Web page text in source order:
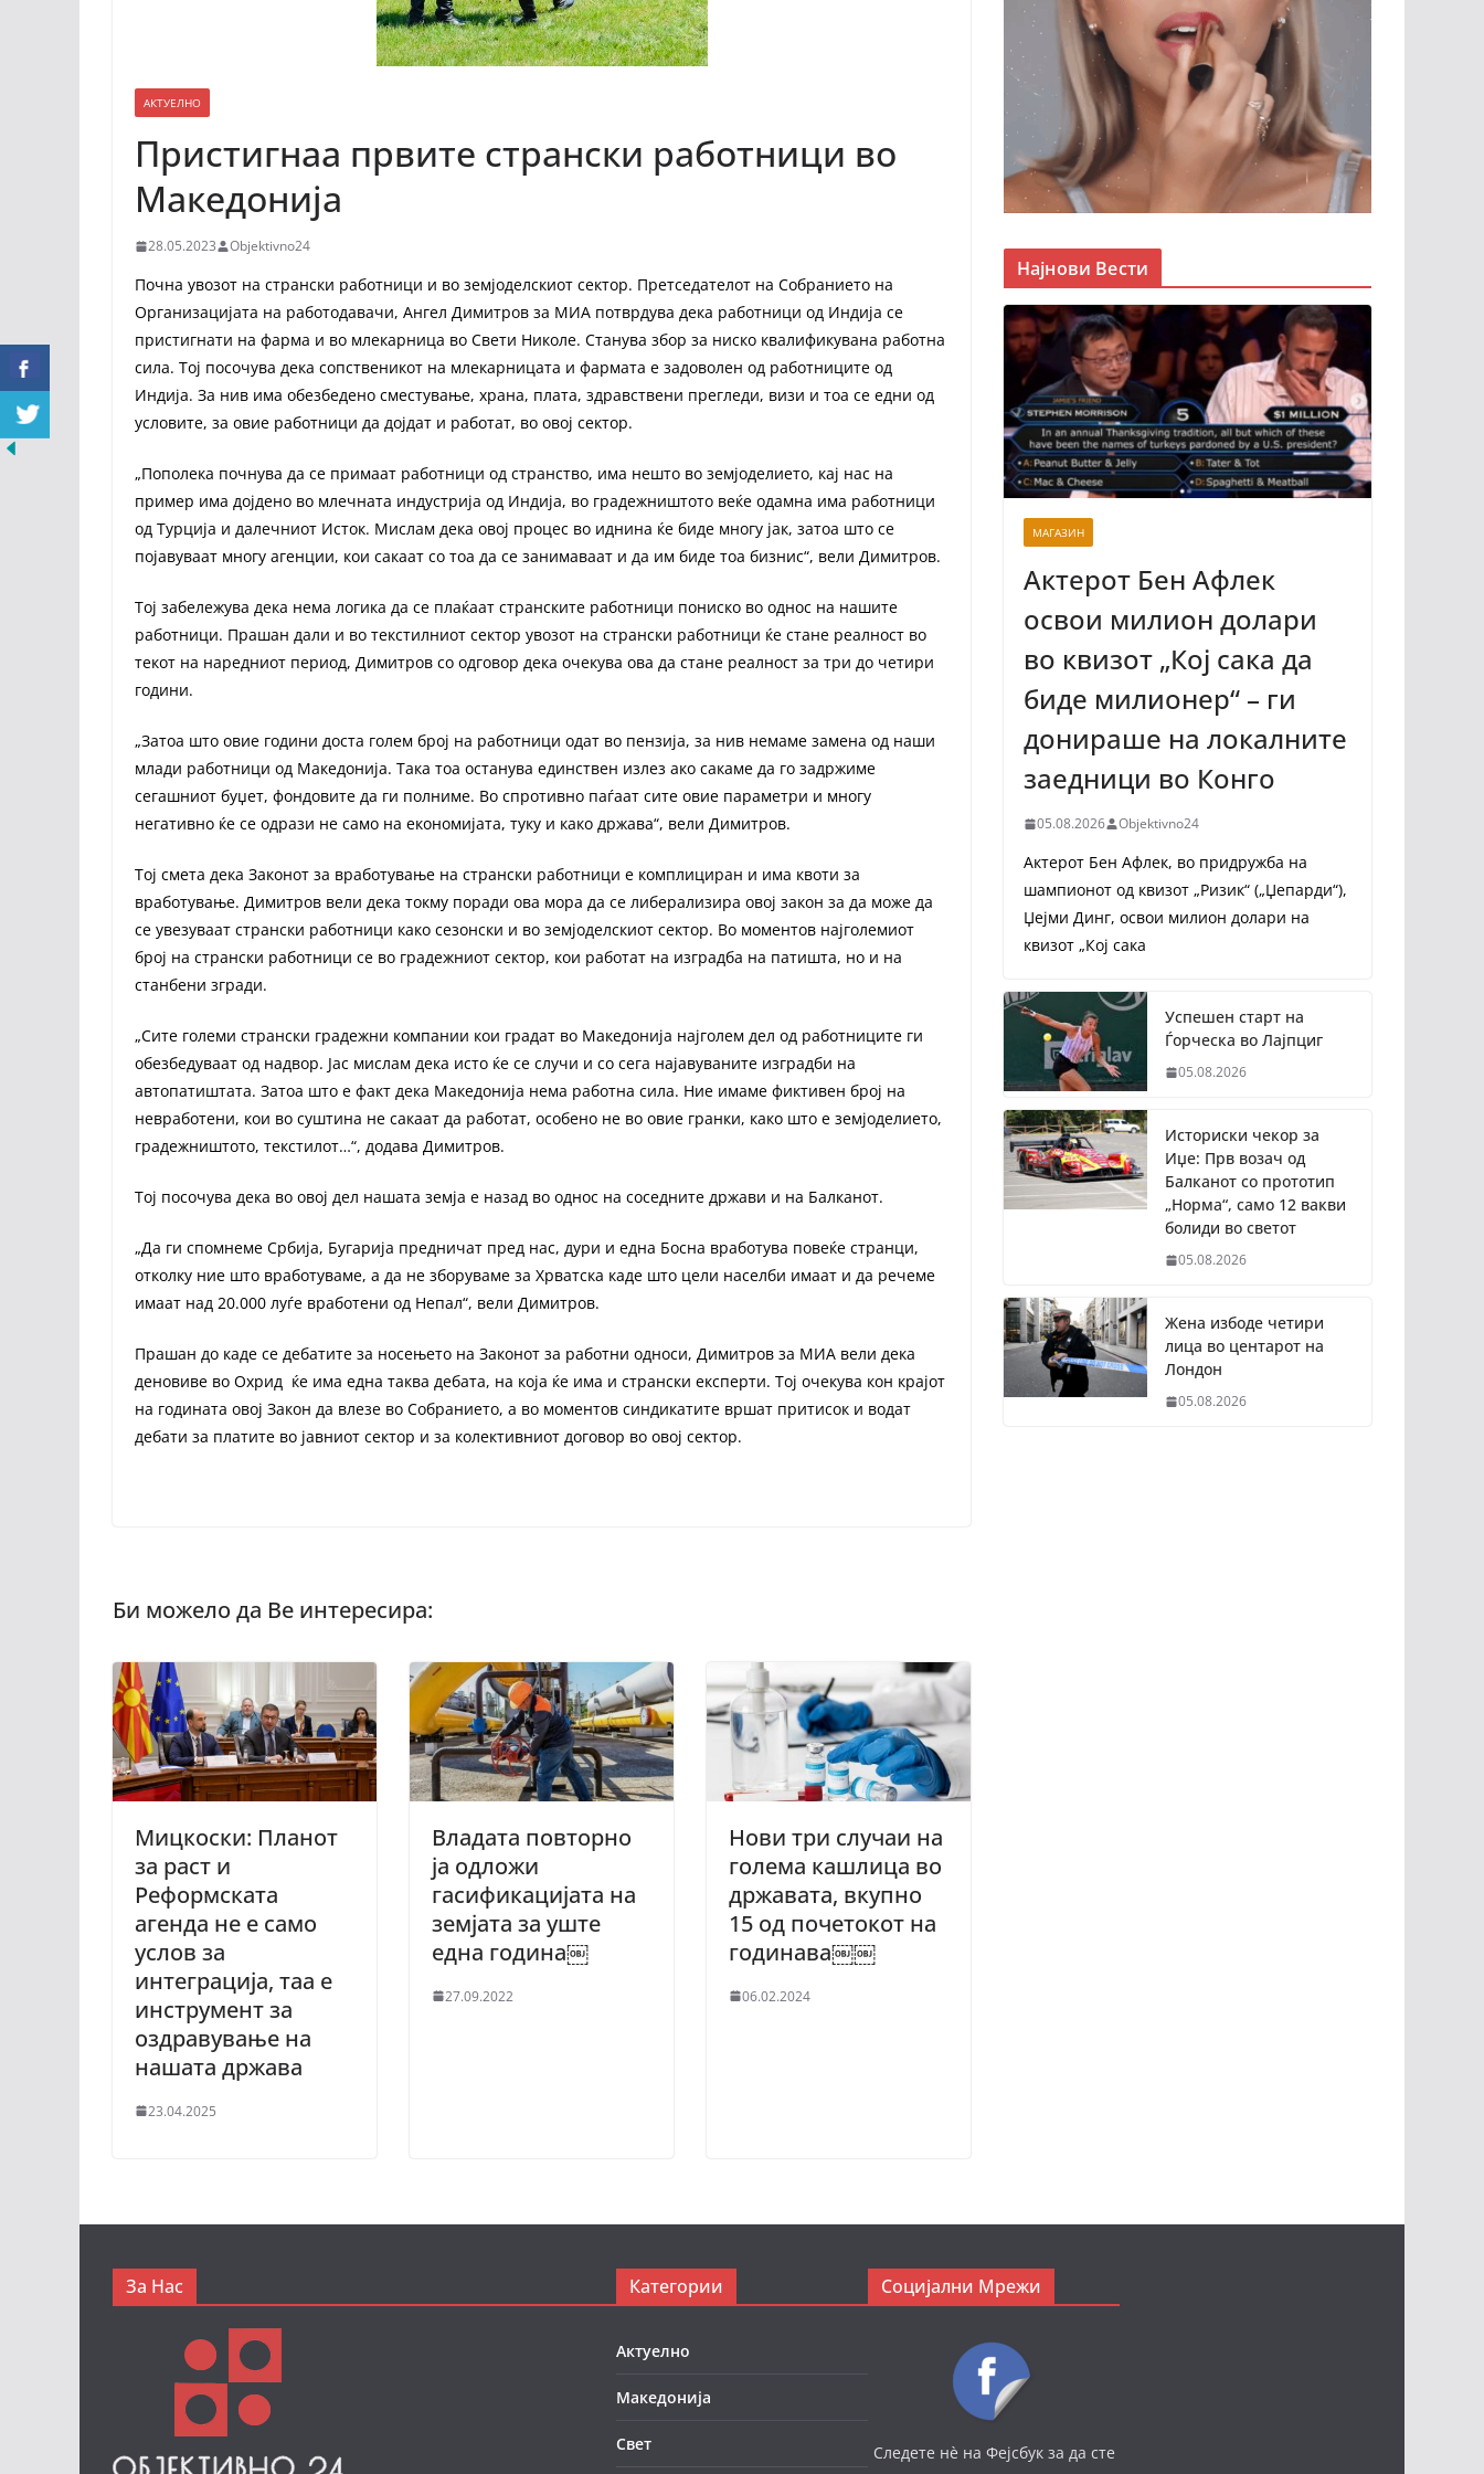
АКТУЕЛНО
Пристигнаа првите странски работници во
Македонија
28.05.2023 Objektivno24
Почна увозот на странски работници и во земјоделскиот сектор. Претседателот на Собранието на
Организацијата на работодавачи, Ангел Димитров за МИА потврдува дека работници од Индија се
пристигнати на фарма и во млекарница во Свети Николе. Станува збор за ниско квалификувана работна
сила. Тој посочува дека сопственикот на млекарницата и фармата е задоволен од работниците од
Индија. За нив има обезбедено сместување, храна, плата, здравствени прегледи, визи и тоа се едни од
условите, за овие работници да дојдат и работат, во овој сектор.
„Пополека почнува да се примаат работници од странство, има нешто во земјоделието, кај нас на
пример има дојдено во млечната индустрија од Индија, во градежништото веќе одамна има работници
од Турција и далечниот Исток. Мислам дека овој процес во иднина ќе биде многу јак, затоа што се
појавуваат многу агенции, кои сакаат со тоа да се занимаваат и да им биде тоа бизнис“, вели Димитров.
Тој забележува дека нема логика да се плаќаат странските работници пониско во однос на нашите
работници. Прашан дали и во текстилниот сектор увозот на странски работници ќе стане реалност во
текот на наредниот период, Димитров со одговор дека очекува ова да стане реалност за три до четири
години.
„Затоа што овие години доста голем број на работници одат во пензија, за нив немаме замена од наши
млади работници од Македонија. Така тоа останува единствен излез ако сакаме да го задржиме
сегашниот буџет, фондовите да ги полниме. Во спротивно паѓаат сите овие параметри и многу
негативно ќе се одрази не само на економијата, туку и како држава“, вели Димитров.
Тој смета дека Законот за вработување на странски работници е комплициран и има квоти за
вработување. Димитров вели дека токму поради ова мора да се либерализира овој закон за да може да
се увезуваат странски работници како сезонски и во земјоделскиот сектор. Во моментов најголемиот
број на странски работници се во градежниот сектор, кои работат на изградба на патишта, но и на
станбени згради.
„Сите големи странски градежни компании кои градат во Македонија најголем дел од работниците ги
обезбедуваат од надвор. Јас мислам дека исто ќе се случи и со сега најавуваните изградби на
автопатиштата. Затоа што е факт дека Македонија нема работна сила. Ние имаме фиктивен број на
невработени, кои во суштина не сакаат да работат, особено не во овие гранки, како што е земјоделието,
градежништото, текстилот…“, додава Димитров.
Тој посочува дека во овој дел нашата земја е назад во однос на соседните држави и на Балканот.
„Да ги спомнеме Србија, Бугарија предничат пред нас, дури и една Босна вработува повеќе странци,
отколку ние што вработуваме, а да не зборуваме за Хрватска каде што цели населби имаат и да речеме
имаат над 20.000 луѓе вработени од Непал“, вели Димитров.
Прашан до каде се дебатите за носењето на Законот за работни односи, Димитров за МИА вели дека
деновиве во Охрид ќе има една таква дебата, на која ќе има и странски експерти. Тој очекува кон крајот
на годината овој Закон да влезе во Собранието, а во моментов синдикатите вршат притисок и водат
дебати за платите во јавниот сектор и за колективниот договор во овој сектор.
Мицкоски: Планот
за раст и
Реформската
агенда не е само
услов за
интеграција, таа е
инструмент за
оздравување на
нашата држава
23.04.2025
Владата повторно
ја одложи
гасификацијата на
земјата за уште
една година￼
27.09.2022
Нови три случаи на
голема кашлица во
државата, вкупно
15 од почетокот на
годинава￼￼
06.02.2024
Најнови Вести
МАГАЗИН
Актерот Бен Афлек
освои милион долари
во квизот „Кој сака да
биде милионер“ – ги
донираше на локалните
заедници во Конго
05.08.2026 Objektivno24
Актерот Бен Афлек, во придружба на
шампионот од квизот „Ризик“ („Џепарди“),
Џејми Динг, освои милион долари на
квизот „Кој сака
Успешен старт на
Ѓорческа во Лајпциг
05.08.2026
Историски чекор за
Иџе: Прв возач од
Балканот со прототип
„Норма“, само 12 вакви
болиди во светот
05.08.2026
Жена избоде четири
лица во центарот на
Лондон
05.08.2026
За Нас Категории
Актуелно
Македонија
Свет
Социјални Мрежи
Следете нè на Фејсбук за да сте